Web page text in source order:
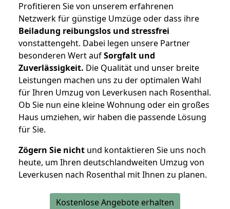
Profitieren Sie von unserem erfahrenen
Netzwerk für günstige Umzüge oder dass ihre
Beiladung reibungslos und stressfrei
vonstattengeht. Dabei legen unsere Partner
besonderen Wert aufSorgfalt und
Zuverlässigkeit. Die Qualität und unser breite
Leistungen machen uns zu der optimalen Wahl
für Ihren Umzug von Leverkusen nach Rosenthal.
Ob Sie nun eine kleine Wohnung oder ein großes
Haus umziehen, wir haben die passende Lösung
für Sie.
Zögern Sie nicht und kontaktieren Sie uns noch
heute, um Ihren deutschlandweiten Umzug von
Leverkusen nach Rosenthal mit Ihnen zu planen.
Kostenlose Angebote erhalten